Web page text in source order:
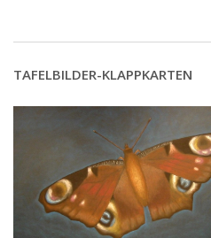
TAFELBILDER-KLAPPKARTEN